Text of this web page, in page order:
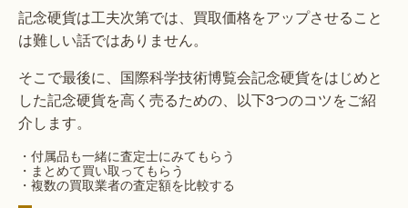
記念硬貨は工夫次第では、買取価格をアップさせること
は難しい話ではありません。
そこで最後に、国際科学技術博覧会記念硬貨をはじめと
した記念硬貨を高く売るための、以下3つのコツをご紹
介します。
・付属品も一緒に査定士にみてもらう
・まとめて買い取ってもらう
・複数の買取業者の査定額を比較する